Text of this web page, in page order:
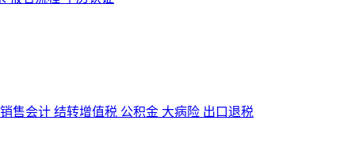
销售会计 结转增值税 公积金 大病险 出口退税